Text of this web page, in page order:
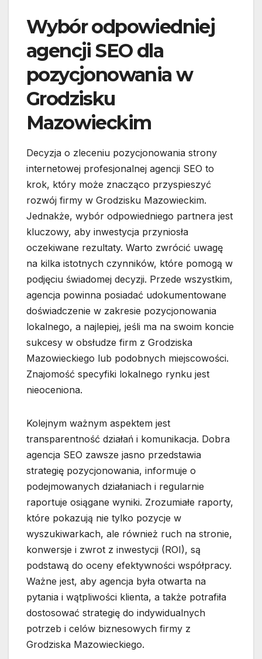
Wybór odpowiedniej
agencji SEO dla
pozycjonowania w
Grodzisku
Mazowieckim
Decyzja o zleceniu pozycjonowania strony
internetowej profesjonalnej agencji SEO to
krok, który może znacząco przyspieszyć
rozwój firmy w Grodzisku Mazowieckim.
Jednakże, wybór odpowiedniego partnera jest
kluczowy, aby inwestycja przyniosła
oczekiwane rezultaty. Warto zwrócić uwagę
na kilka istotnych czynników, które pomogą w
podjęciu świadomej decyzji. Przede wszystkim,
agencja powinna posiadać udokumentowane
doświadczenie w zakresie pozycjonowania
lokalnego, a najlepiej, jeśli ma na swoim koncie
sukcesy w obsłudze firm z Grodziska
Mazowieckiego lub podobnych miejscowości.
Znajomość specyfiki lokalnego rynku jest
nieoceniona.
Kolejnym ważnym aspektem jest
transparentność działań i komunikacja. Dobra
agencja SEO zawsze jasno przedstawia
strategię pozycjonowania, informuje o
podejmowanych działaniach i regularnie
raportuje osiągane wyniki. Zrozumiałe raporty,
które pokazują nie tylko pozycje w
wyszukiwarkach, ale również ruch na stronie,
konwersje i zwrot z inwestycji (ROI), są
podstawą do oceny efektywności współpracy.
Ważne jest, aby agencja była otwarta na
pytania i wątpliwości klienta, a także potrafiła
dostosować strategię do indywidualnych
potrzeb i celów biznesowych firmy z
Grodziska Mazowieckiego.